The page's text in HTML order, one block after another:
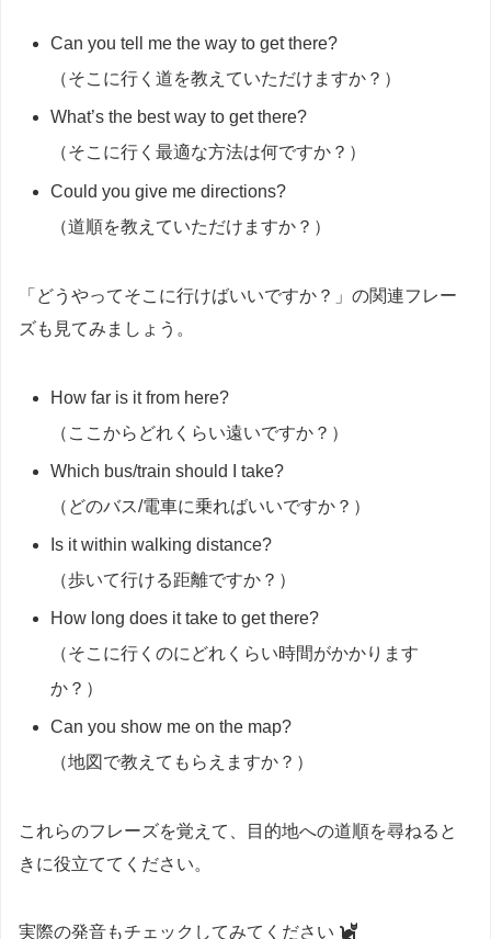
Can you tell me the way to get there?
（そこに行く道を教えていただけますか？）
What’s the best way to get there?
（そこに行く最適な方法は何ですか？）
Could you give me directions?
（道順を教えていただけますか？）
「どうやってそこに行けばいいですか？」の関連フレー
ズも見てみましょう。
How far is it from here?
（ここからどれくらい遠いですか？）
Which bus/train should I take?
（どのバス/電車に乗ればいいですか？）
Is it within walking distance?
（歩いて行ける距離ですか？）
How long does it take to get there?
（そこに行くのにどれくらい時間がかかります
か？）
Can you show me on the map?
（地図で教えてもらえますか？）
これらのフレーズを覚えて、目的地への道順を尋ねると
きに役立ててください。
実際の発音もチェックしてみてください